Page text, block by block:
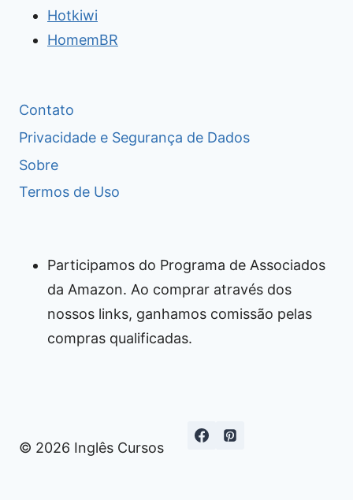
Hotkiwi
HomemBR
Contato
Privacidade e Segurança de Dados
Sobre
Termos de Uso
Participamos do Programa de Associados
da Amazon. Ao comprar através dos
nossos links, ganhamos comissão pelas
compras qualificadas.
© 2026 Inglês Cursos